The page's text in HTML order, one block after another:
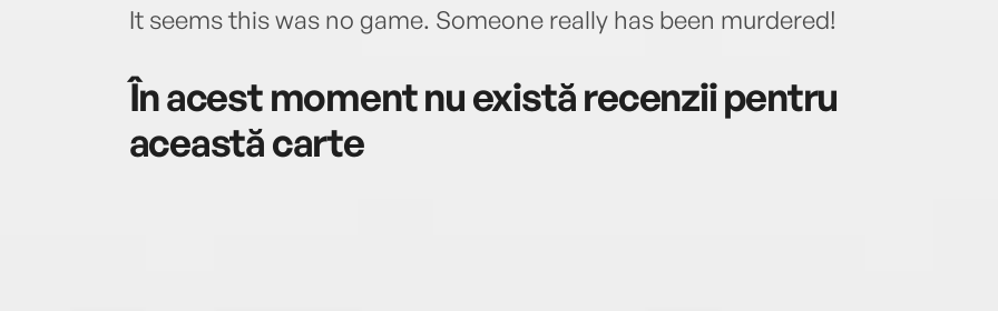
It seems this was no game. Someone really has been murdered!
În acest moment nu există recenzii pentru
această carte